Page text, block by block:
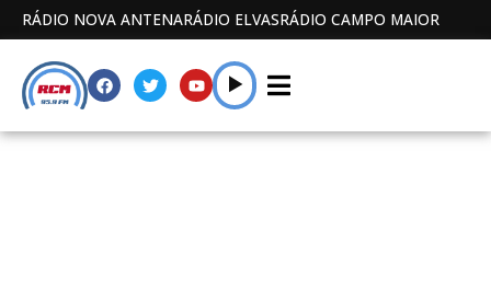
RÁDIO NOVA ANTENARÁDIO ELVASRÁDIO CAMPO MAIOR